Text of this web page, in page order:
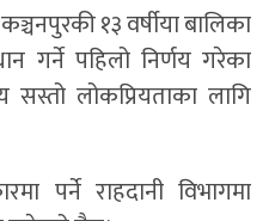
१३ वर्षीया बालिका
गर्ने पहिलो निर्णय गरेका
सस्तो लोकप्रियताका लागि
पर्ने राहदानी विभागमा